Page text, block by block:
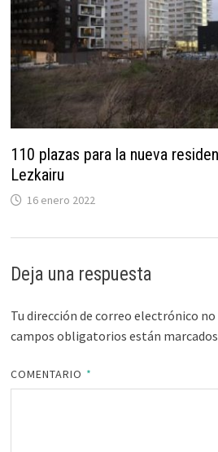
110 plazas para la nueva
Lezkairu
16 enero 2022
Deja una respuesta
Tu dirección de correo electrónico no
campos obligatorios están
COMENTARIO *